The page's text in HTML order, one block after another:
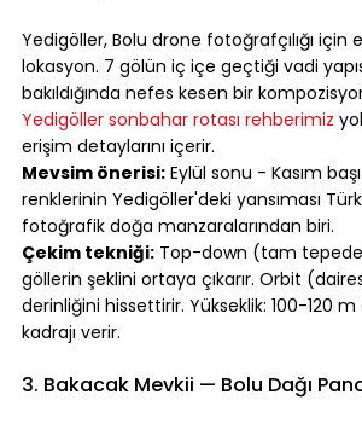
Yedigöller, Bolu drone fotoğrafçılığı için
lokasyon. 7 gölün iç içe geçtiği vadi
bakıldığında nefes kesen bir
Yedigöller sonbahar rotası rehberimiz
erişim detaylarını içerir.
Mevsim önerisi: Eylül sonu - Kasım
renklerinin Yedigöller'deki yansıması
fotoğrafik doğa manzaralarından biri.
Çekim tekniği: Top-down (tam
göllerin şeklini ortaya çıkarır. Orbit
derinliğini hissettirir. Yükseklik: 100-120 m
kadrajı verir.
3. Bakacak Mevkii — Bolu Dağı